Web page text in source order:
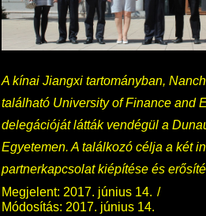
A kínai Jiangxi tartományban,
található University of Finance and
delegációját látták vendégül a
Egyetemen. A találkozó célja a két
partnerkapcsolat kiépítése és
Megjelent: 2017. június 14.
Módosítás: 2017. június 14.